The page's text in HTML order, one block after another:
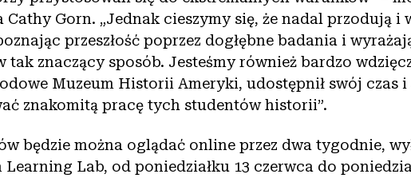
Cathy Gorn. „Jednak cieszymy się, że nadal przodują i
przeszłość poprzez dogłębne badania i
tak znaczący sposób. Jesteśmy również bardzo
Muzeum Historii Ameryki, udostępnił swój czas i
znakomitą pracę tych studentów historii”.
będzie można oglądać online przez dwa tygodnie,
Lab, od poniedziałku 13 czerwca do